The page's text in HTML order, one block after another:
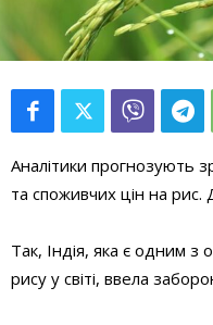
Аналітики прогнозують
та споживчих цін на
Так, Індія, яка є одним з
рису у світі, ввела